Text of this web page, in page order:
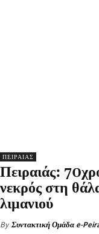
ΠΕΙΡΑΙΑΣ
Πειραιάς:
νεκρός στη
λιμανιού
By Συντακτική Ομάδα e-